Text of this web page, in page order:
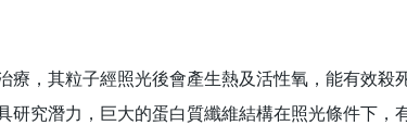
其粒子經照光後會產生熱及活性氧，能有效殺
究潛力，巨大的蛋白質纖維結構在照光條件下